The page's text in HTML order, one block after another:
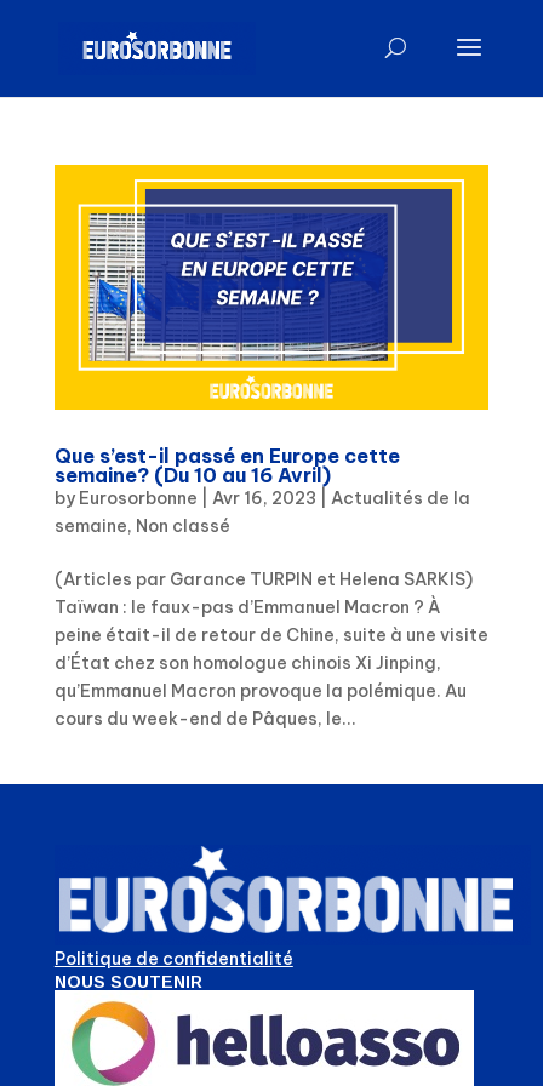
Que s’est-il passé en Europe cette
semaine? (Du 10 au 16 Avril)
by Eurosorbonne Avr 16, 2023
Actualités de la
semaine, Non classé
(Articles par Garance TURPIN et Helena SARKIS)
Taïwan : le faux-pas d’Emmanuel Macron ? À
peine était-il de retour de Chine, suite à une visite
d’État chez son homologue chinois Xi Jinping,
qu’Emmanuel Macron provoque la polémique. Au
cours du week-end de Pâques, le...
Politique de confidentialité
NOUS SOUTENIR